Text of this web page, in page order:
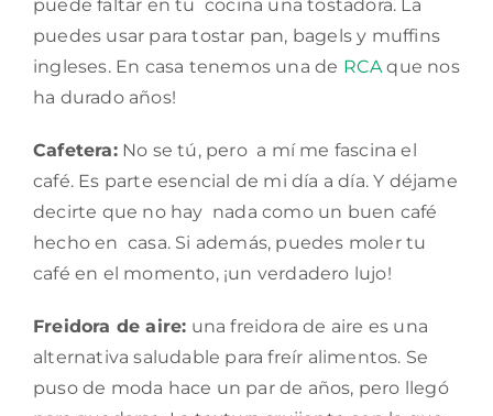
puede faltar en tu cocina una tostadora. La
puedes usar para tostar pan, bagels y muffins
ingleses. En casa tenemos una de RCA que nos
ha durado años!
Cafetera:No se tú, pero a mí me fascina el
café. Es parte esencial de mi día a día. Y déjame
decirte que no hay nada como un buen café
hecho en casa. Si además, puedes moler tu
café en el momento, ¡un verdadero lujo!
Freidora de aire: una freidora de aire es una
alternativa saludable para freír alimentos. Se
puso de moda hace un par de años, pero llegó